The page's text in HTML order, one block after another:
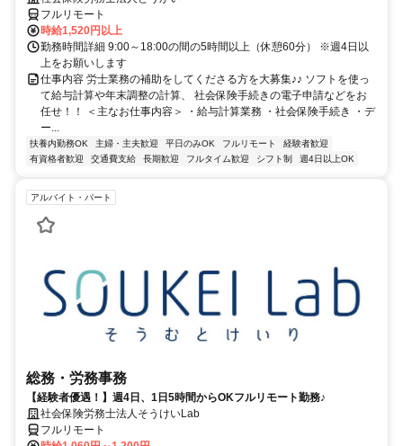
フルリモート
時給1,520円以上
勤務時間詳細 9:00～18:00の間の5時間以上（休憩60分） ※週4日以
上をお願いします
仕事内容 労士業務の補助をしてくださる方を大募集♪♪ ソフトを使っ
て給与計算や年末調整の計算、 社会保険手続きの電子申請などをお
任せ！！ ＜主なお仕事内容＞ ・給与計算業務 ・社会保険手続き ・デ
ー...
扶養内勤務OK 主婦・主夫歓迎 平日のみOK フルリモート
経験者歓迎
有資格者歓迎
交通費支給 長期歓迎 フルタイム歓迎 シフト制 週4日以上OK
アルバイト・パート
総務・労務事務
【経験者優遇！】週4日、1日5時間からOKフルリモート勤務♪
社会保険労務士法人そうけいLab
フルリモート